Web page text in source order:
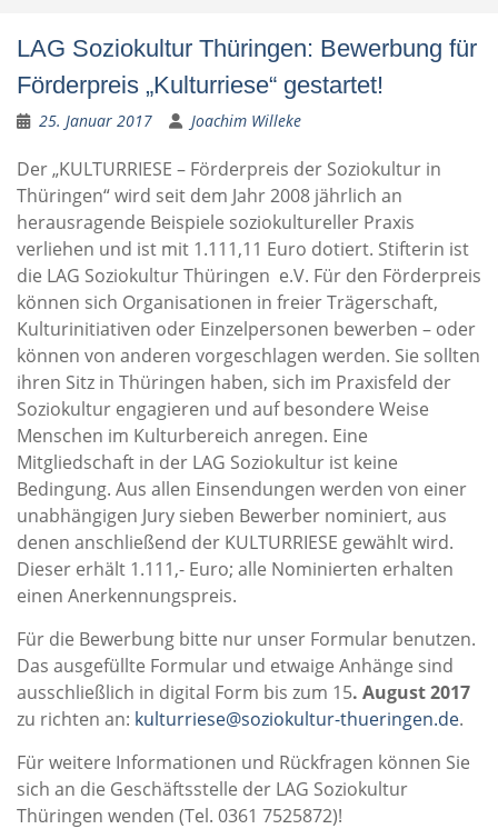
LAG Soziokultur Thüringen: Bewerbung für
Förderpreis „Kulturriese“ gestartet!
25. Januar 2017 Joachim Willeke
Der „KULTURRIESE – Förderpreis der Soziokultur in
Thüringen“ wird seit dem Jahr 2008 jährlich an
herausragende Beispiele soziokultureller Praxis
verliehen und ist mit 1.111,11 Euro dotiert. Stifterin ist
die LAG Soziokultur Thüringen e.V. Für den Förderpreis
können sich Organisationen in freier Trägerschaft,
Kulturinitiativen oder Einzelpersonen bewerben – oder
können von anderen vorgeschlagen werden. Sie sollten
ihren Sitz in Thüringen haben, sich im Praxisfeld der
Soziokultur engagieren und auf besondere Weise
Menschen im Kulturbereich anregen. Eine
Mitgliedschaft in der LAG Soziokultur ist keine
Bedingung. Aus allen Einsendungen werden von einer
unabhängigen Jury sieben Bewerber nominiert, aus
denen anschließend der KULTURRIESE gewählt wird.
Dieser erhält 1.111,- Euro; alle Nominierten erhalten
einen Anerkennungspreis.
Für die Bewerbung bitte nur unser Formular benutzen.
Das ausgefüllte Formular und etwaige Anhänge sind
ausschließlich in digital Form bis zum 15. August 2017
zu richten an: kulturriese@soziokultur-thueringen.de.
Für weitere Informationen und Rückfragen können Sie
sich an die Geschäftsstelle der LAG Soziokultur
Thüringen wenden (Tel. 0361 7525872)!